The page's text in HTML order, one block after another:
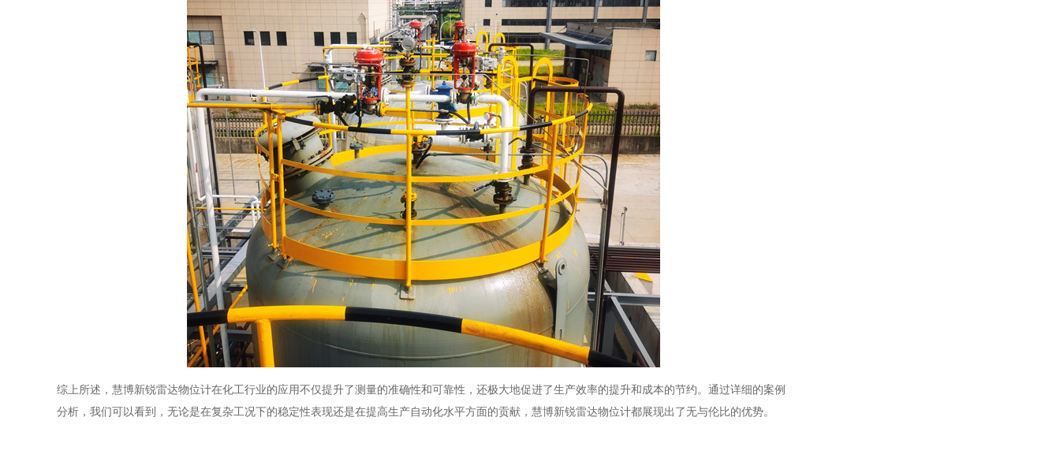
综上所述，慧博新锐雷达物位计在化工行业的应用不仅提升了测量的准确性和可靠性，还极大地促进了生产效率的提升和成本的节约。通过详细的案例
分析，我们可以看到，无论是在复杂工况下的稳定性表现还是在提高生产自动化水平方面的贡献，慧博新锐雷达物位计都展现出了无与伦比的优势。